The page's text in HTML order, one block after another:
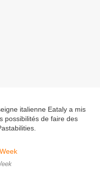
italienne Eataly a mis
possibilités de faire des